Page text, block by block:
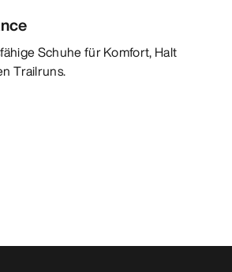
Schuhe für Komfort, Halt
Trailruns.